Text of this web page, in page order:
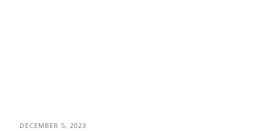
DECEMBER 5, 2023